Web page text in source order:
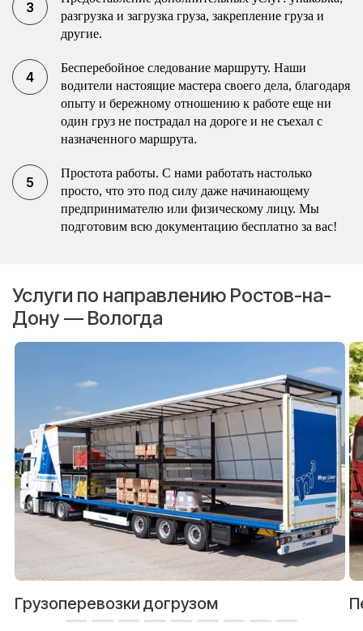
разгрузка и загрузка груза, закрепление груза и
другие.
Бесперебойное следование маршруту. Наши
водители настоящие мастера своего дела, благодаря
опыту и бережному отношению к работе еще ни
один груз не пострадал на дороге и не съехал с
назначенного маршрута.
Простота работы. С нами работать настолько
просто, что это под силу даже начинающему
предпринимателю или физическому лицу. Мы
подготовим всю документацию бесплатно за вас!
Услуги по направлению Ростов-на-
Дону — Вологда
Грузоперевозки догрузом